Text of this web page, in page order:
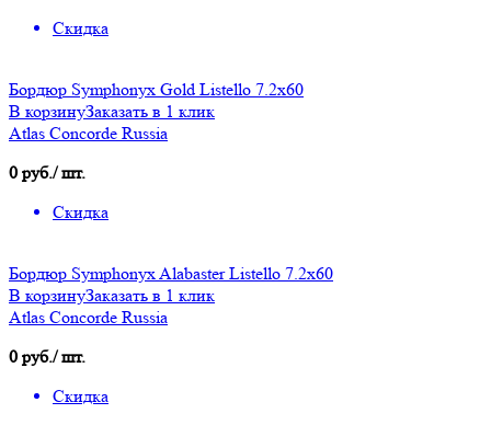
Скидка
Бордюр Symphonyx Gold Listello 7.2x60
В корзинуЗаказать в 1 клик
Atlas Concorde Russia
0 руб./ шт.
Скидка
Бордюр Symphonyx Alabaster Listello 7.2x60
В корзинуЗаказать в 1 клик
Atlas Concorde Russia
0 руб./ шт.
Скидка